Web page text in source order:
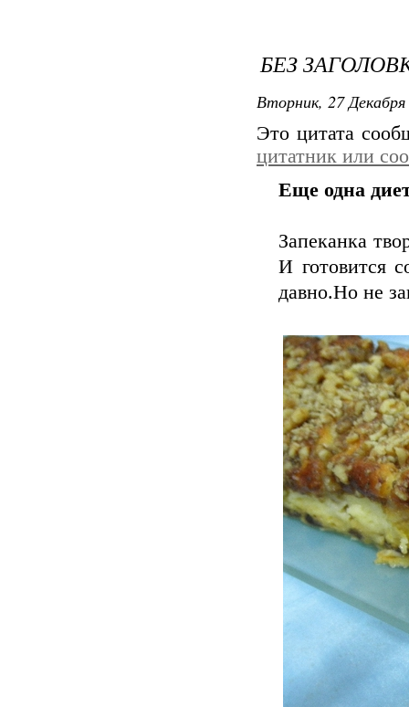
БЕЗ
Вторник, 27
Это цитата
цитатник или
Еще одна
Запеканка
И готовится
давно.Но не